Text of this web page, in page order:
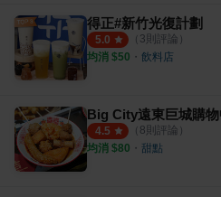
得正#新竹光復計劃
5.0 （ 3則評論）
均消 $50 ・ 飲料店
Big City遠東巨城購
4.5 （ 8則評論）
均消 $80 ・ 甜點